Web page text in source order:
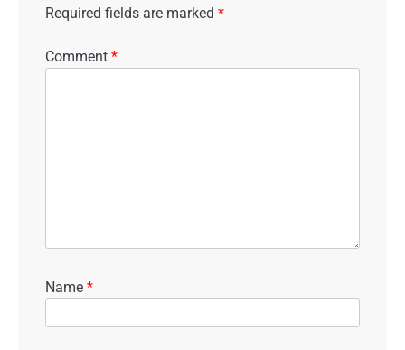
Required fields are marked *
Comment *
Name *